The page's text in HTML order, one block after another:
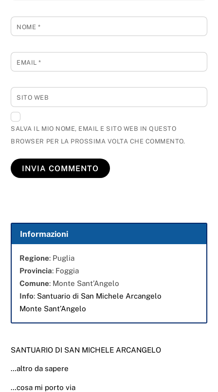
NOME *
EMAIL*
SITO WEB
SALVA IL MIO NOME, EMAIL E SITO WEB IN QUESTO
BROWSER PER LA PROSSIMA VOLTA CHE COMMENTO.
Informazioni
Regione: Puglia
Provincia: Foggia
Comune: Monte Sant’Angelo
Info: Santuario di San Michele Arcangelo
Monte Sant’Angelo
SANTUARIO DI SAN MICHELE ARCANGELO
…altro da sapere
…cosa mi porto via